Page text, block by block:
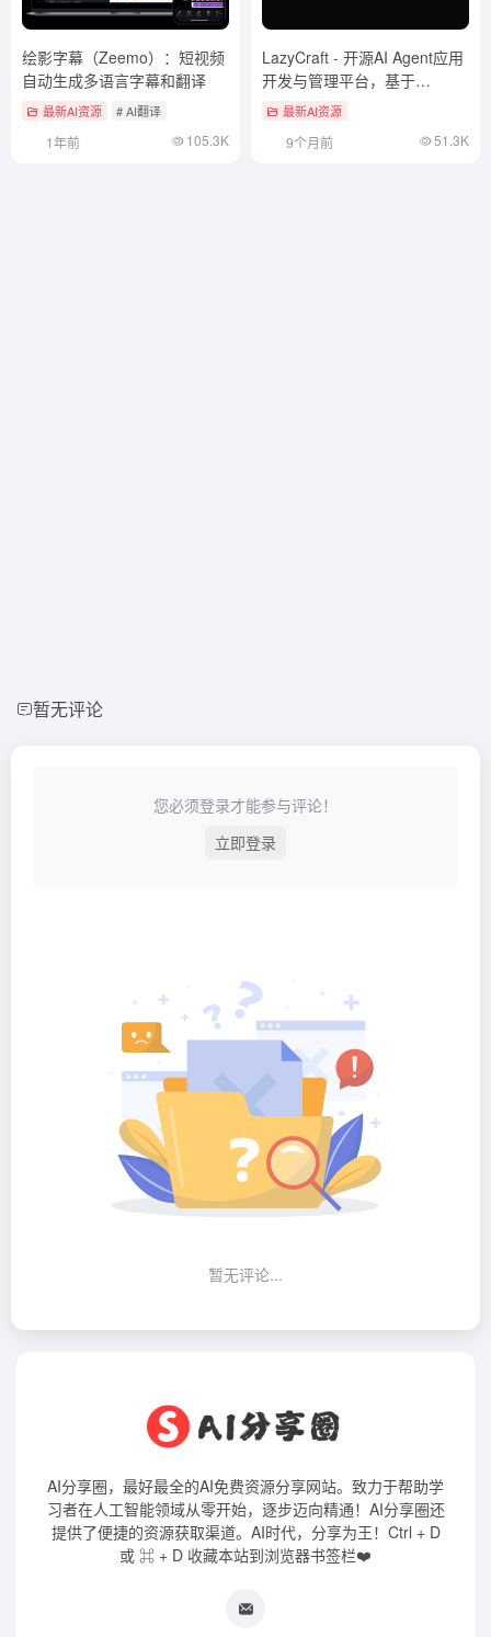
绘影字幕（Zeemo）：短视频
自动生成多语言字幕和翻译
最新AI资源 # AI翻译
1年前 105.3K
LazyCraft - 开源AI Agent应用
开发与管理平台，基于
LazyLLM构建
最新AI资源
9个月前 51.3K
暂无评论
您必须登录才能参与评论！
立即登录
暂无评论...
AI分享圈，最好最全的AI免费资源分享网站。致力于帮助学
习者在人工智能领域从零开始，逐步迈向精通！AI分享圈还
提供了便捷的资源获取渠道。AI时代，分享为王！Ctrl + D
或 ⌘ + D 收藏本站到浏览器书签栏❤️